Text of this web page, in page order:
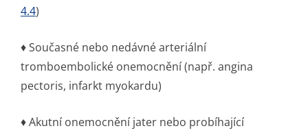
4.4)
♦ Současné nebo nedávné arteriální
tromboembolické onemocnění (např. angina
pectoris, infarkt myokardu)
♦ Akutní onemocnění jater nebo probíhající